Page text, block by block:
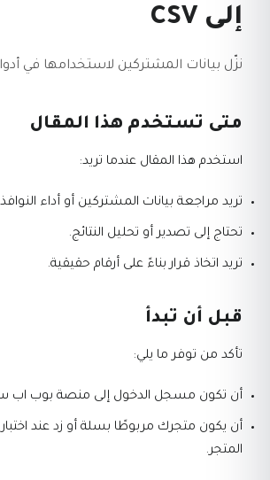
إلى CSV
نزّل بيانات المشتركين لاستخدامها في
متى تستخدم هذا المقال
استخدم هذا المقال عندما تريد:
تريد مراجعة بيانات المشتركين أو أداء
تحتاج إلى تصدير أو تحليل النتائج.
تريد اتخاذ قرار بناءً على أرقام حقيقية.
قبل أن تبدأ
تأكد من توفر ما يلي:
أن تكون مسجل الدخول إلى منصة بوب اب
أن يكون متجرك مربوطًا بسلة أو زد عند
المتجر.